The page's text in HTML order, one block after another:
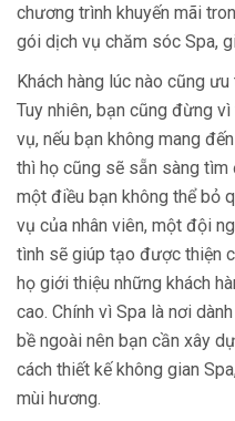
chương trình khuyến mãi
gói dịch vụ chăm sóc Spa,
Khách hàng lúc nào cũng
Tuy nhiên, bạn cũng đừng
vụ, nếu bạn không mang
thì họ cũng sẽ sẵn sàng
một điều bạn không thể bỏ
vụ của nhân viên, một đội
tình sẽ giúp tạo được thiện
họ giới thiệu những khách
cao. Chính vì Spa là nơi
bề ngoài nên bạn cần xây
cách thiết kế không gian
mùi hương.